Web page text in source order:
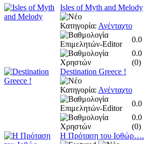
Isles of Myth and Melody
Κατηγορία: Ανένταχτο
0.0
0.0
(0)
Destination Greece !
Κατηγορία: Ανένταχτο
0.0
0.0
(0)
Η Πρόταση του Ιοθώρ….